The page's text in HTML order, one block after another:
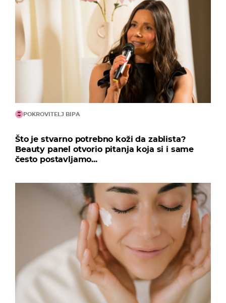
POKROVITELJ BIPA
Što je stvarno potrebno koži da zablista?
Beauty panel otvorio pitanja koja si i same
često postavljamo...